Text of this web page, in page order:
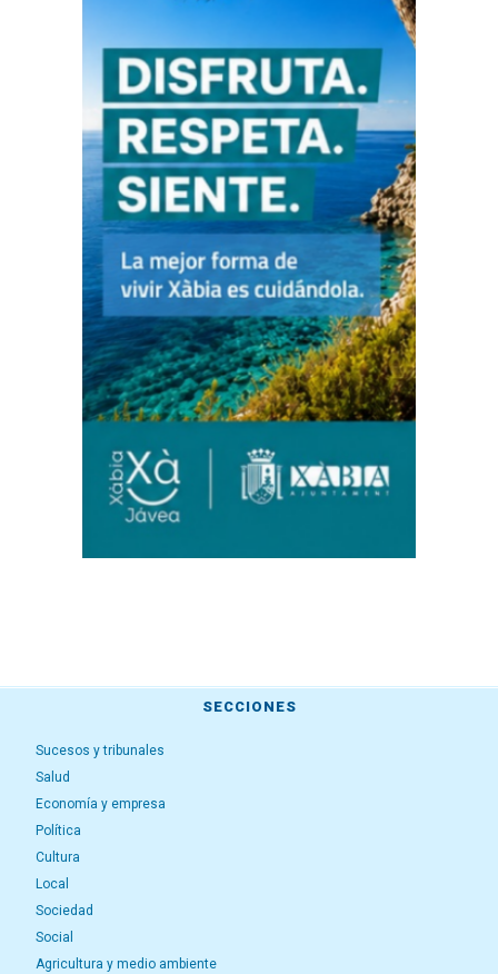
SECCIONES
Sucesos y tribunales
Salud
Economía y empresa
Política
Cultura
Local
Sociedad
Social
Agricultura y medio ambiente